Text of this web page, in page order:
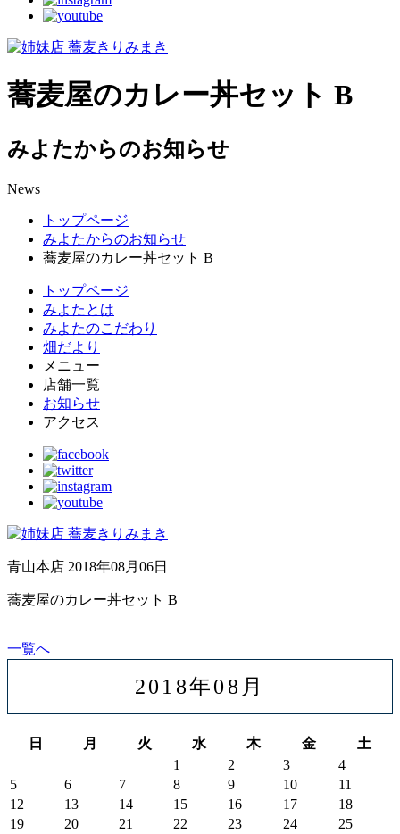
蕎麦屋のカレー丼セット B
みよたからのお知らせ
News
トップページ
みよたからのお知らせ
蕎麦屋のカレー丼セット B
トップページ
みよたとは
みよたのこだわり
畑だより
メニュー
店舗一覧
お知らせ
アクセス
青山本店 2018年08月06日
蕎麦屋のカレー丼セット B
一覧へ
2018年08月
日 月 火 水 木 金 土
1 2 3
4
5
6 7 8 9 10
11
12
13 14 15 16 17
18
19
20 21 22 23 24
25